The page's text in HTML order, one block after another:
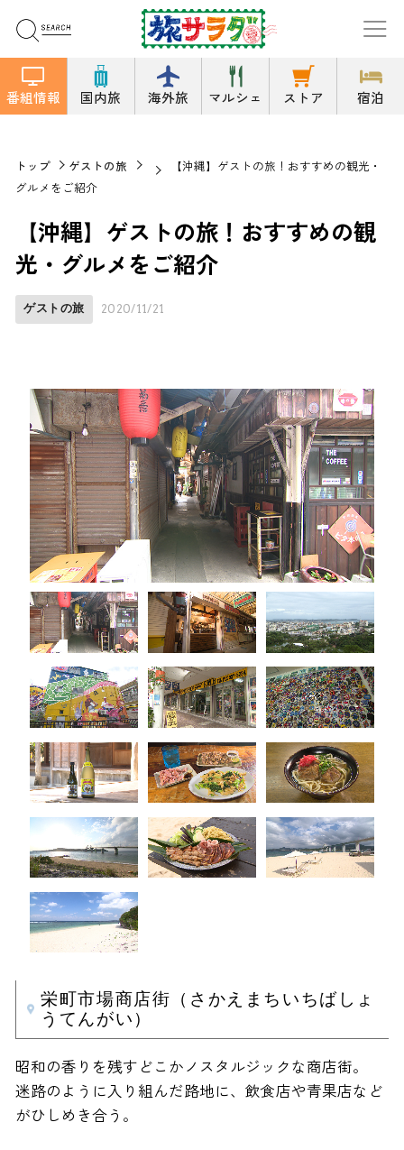
番組情報 国内旅 海外旅 マルシェ ストア 宿泊
トップ ゲストの旅
【沖縄】ゲストの旅！おすすめの観光・
グルメをご紹介
【沖縄】ゲストの旅！おすすめの観
光・グルメをご紹介
ゲストの旅 2020/11/21
栄町市場商店街（さかえまちいちばしょ
うてんがい）
昭和の香りを残すどこかノスタルジックな商店街。
迷路のように入り組んだ路地に、飲食店や青果店など
がひしめき合う。